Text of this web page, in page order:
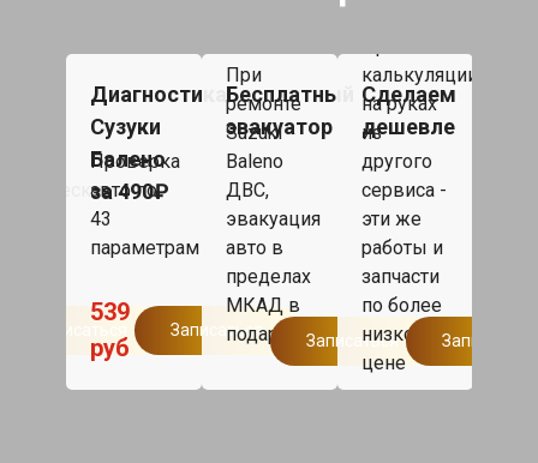
Записаться
Диагностика
Сузуки
Балено
за 490₽
Проверка
авто по
43
параметрам
539
руб
Записаться
Бесплатный
эвакуатор
При
ремонте
Suzuki
Baleno
ДВС,
эвакуация
авто в
пределах
МКАД в
подарок.
Записаться
Сделаем
дешевле
калькуляции
на руках
из
другого
сервиса -
эти же
работы и
запчасти
по более
низкой
цене
Записаться